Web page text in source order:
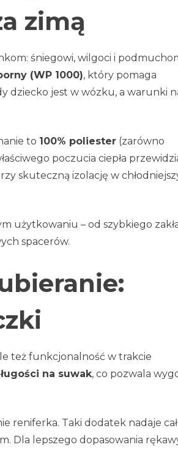
zimą
śniegowi, wilgoci i
(WP 1000), który pomaga
dziecko jest w wózku, a warunki
to 100% poliester (zarówno
poczucia ciepła
skuteczną izolację w
użytkowaniu – od szybkiego
spacerów.
też funkcjonalność w trakcie
na suwak, co pozwala
reniferka. Taki dodatek nadaje
Dla lepszego dopasowania